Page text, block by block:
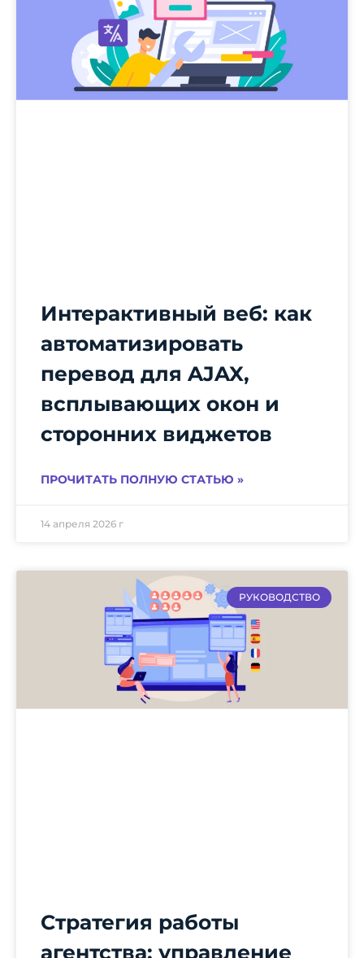
Интерактивный веб: как
автоматизировать
перевод для AJAX,
всплывающих окон и
сторонних виджетов
ПРОЧИТАТЬ ПОЛНУЮ СТАТЬЮ »
14 апреля 2026 г
РУКОВОДСТВО
Стратегия работы
агентства: управление